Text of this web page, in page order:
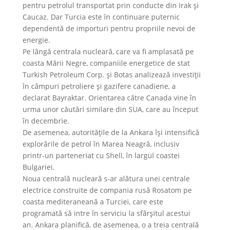
pentru petrolul transportat prin conducte din Irak şi
Caucaz. Dar Turcia este în continuare puternic
dependentă de importuri pentru propriile nevoi de
energie.
Pe lângă centrala nucleară, care va fi amplasată pe
coasta Mării Negre, companiile energetice de stat
Turkish Petroleum Corp. şi Botas analizează investiţii
în câmpuri petroliere şi gazifere canadiene, a
declarat Bayraktar. Orientarea către Canada vine în
urma unor căutări similare din SUA, care au început
în decembrie.
De asemenea, autorităţile de la Ankara îşi intensifică
explorările de petrol în Marea Neagră, inclusiv
printr-un parteneriat cu Shell, în largul coastei
Bulgariei.
Noua centrală nucleară s-ar alătura unei centrale
electrice construite de compania rusă Rosatom pe
coasta mediteraneană a Turciei, care este
programată să intre în serviciu la sfârşitul acestui
an. Ankara planifică, de asemenea, o a treia centrală